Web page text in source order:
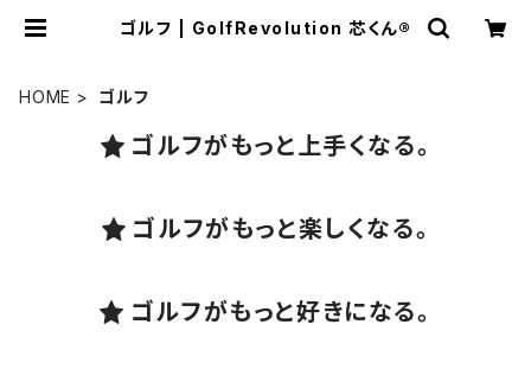
ゴルフ | GolfRevolution 芯くん®︎
HOME ゴルフ
ゴルフがもっと上手くなる。
ゴルフがもっと楽しくなる。
ゴルフがもっと好きになる。